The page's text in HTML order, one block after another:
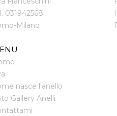
031942568
-Milano
nasce l'anello
Gallery Anelli